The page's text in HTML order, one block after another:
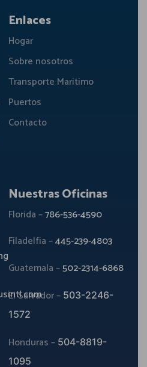
Enlaces
Hogar
Sobre nosotros
Transporte Maritimo
Puertos
Contacto
Nuestras Oficinas
Florida –786-536-4590
Filadelfia –445-239-4803
Guatemala –502-2314-6868
El Salvador – 503-2246-
1572
Honduras – 504-8819-
1095